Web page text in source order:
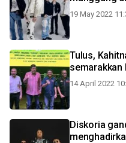
19 May 2022
Tulus,
semarakkan
14 April 2022
Diskoria